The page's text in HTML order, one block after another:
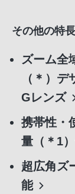
その他の特長
ズーム全
（＊）
Gレンズ
携帯性・
量（＊1
超広角ズ
能